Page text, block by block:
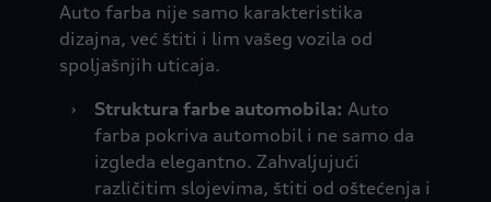
Auto farba nije samo karakteristika
dizajna, već štiti i lim vašeg vozila od
spoljašnjih uticaja.
›
Struktura farbe automobila: Auto
farba pokriva automobil i ne samo da
izgleda elegantno. Zahvaljujući
različitim slojevima, štiti od oštećenja i